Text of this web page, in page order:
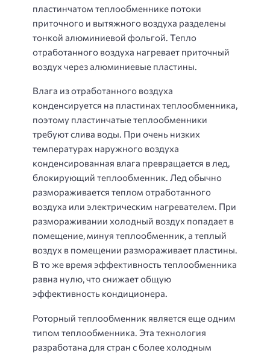
пластинчатом теплообменнике потоки
приточного и вытяжного воздуха разделены
тонкой алюминиевой фольгой. Тепло
отработанного воздуха нагревает приточный
воздух через алюминиевые пластины.
Влага из отработанного воздуха
конденсируется на пластинах теплообменника,
поэтому пластинчатые теплообменники
требуют слива воды. При очень низких
температурах наружного воздуха
конденсированная влага превращается в лед,
блокирующий теплообменник. Лед обычно
размораживается теплом отработанного
воздуха или электрическим нагревателем. При
размораживании холодный воздух попадает в
помещение, минуя теплообменник, а теплый
воздух в помещении размораживает пластины.
В то же время эффективность теплообменника
равна нулю, что снижает общую
эффективность кондиционера.
Роторный теплообменник является еще одним
типом теплообменника. Эта технология
разработана для стран с более холодным